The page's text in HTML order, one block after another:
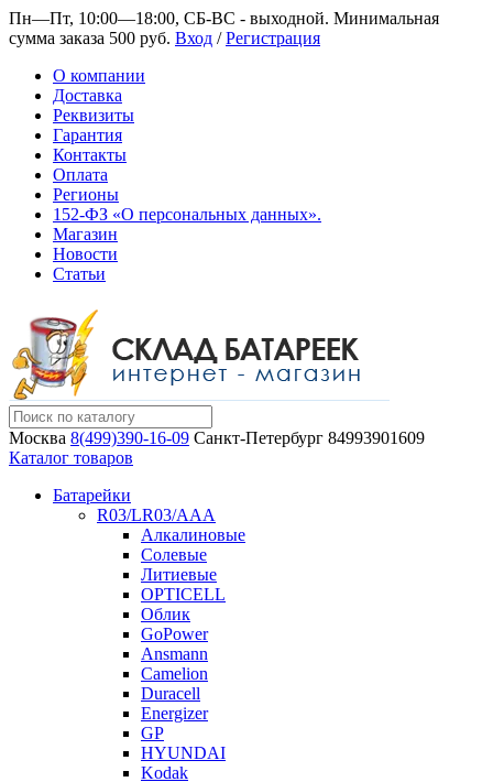
Пн—Пт, 10:00—18:00, СБ-ВС - выходной. Минимальная
сумма заказа 500 руб. Вход /Регистрация
О компании
Доставка
Реквизиты
Гарантия
Контакты
Оплата
Регионы
152-ФЗ «О персональных данных».
Магазин
Новости
Статьи
Москва 8(499)390-16-09 Санкт-Петербург 84993901609
Каталог товаров
Батарейки
R03/LR03/AAA
Алкалиновые
Солевые
Литиевые
OPTICELL
Облик
GoPower
Ansmann
Camelion
Duracell
Energizer
GP
HYUNDAI
Kodak